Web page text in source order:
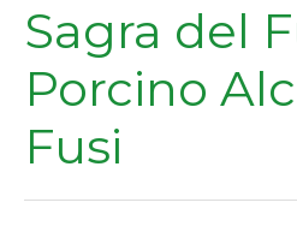
Sagra del
Porcino
Fusi